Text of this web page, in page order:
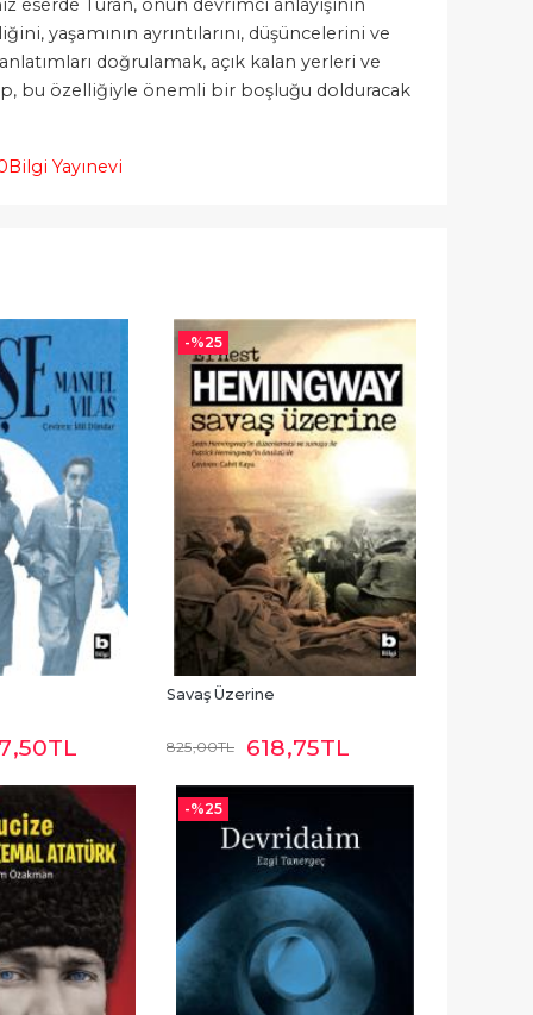
yaşamının ayrıntılarını, düşüncelerini ve
doğrulamak, açık kalan yerleri ve
bu özelliğiyle önemli bir boşluğu dolduracak
Bilgi Yayınevi
,50TL
-%25
Savaş Üzerine
825,00TL 618,75TL
-%25